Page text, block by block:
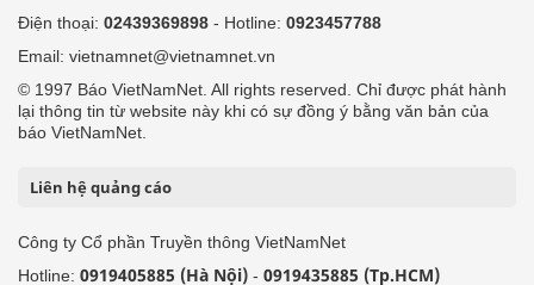
Điện thoại: 02439369898 - Hotline: 0923457788
Email: vietnamnet@vietnamnet.vn
© 1997 Báo VietNamNet. All rights reserved. Chỉ được phát hành
lại thông tin từ website này khi có sự đồng ý bằng văn bản của
báo VietNamNet.
Liên hệ quảng cáo
Công ty Cổ phần Truyền thông VietNamNet
Hotline: 0919405885 (Hà Nội) - 0919435885 (Tp.HCM)